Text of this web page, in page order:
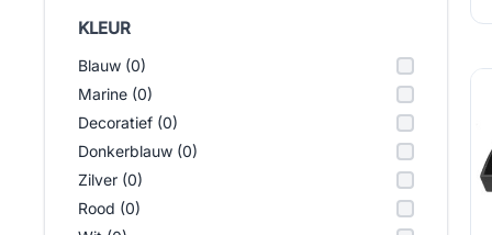
KLEUR
Blauw (0)
Marine (0)
Decoratief (0)
Donkerblauw (0)
Zilver (0)
Rood (0)